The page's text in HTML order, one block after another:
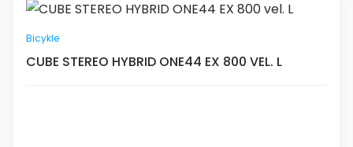
Bicykle
CUBE STEREO HYBRID ONE44 EX 800 VEL. L